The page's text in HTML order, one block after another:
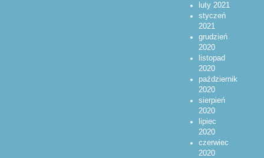
luty 2021
styczeń
2021
grudzień
2020
listopad
2020
październik
2020
sierpień
2020
lipiec
2020
czerwiec
2020